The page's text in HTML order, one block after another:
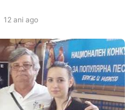
12 ani ago